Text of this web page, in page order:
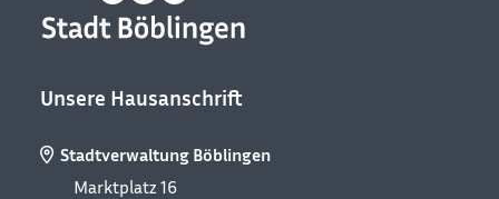
Unsere Hausanschrift
Stadtverwaltung Böblingen
Marktplatz 16